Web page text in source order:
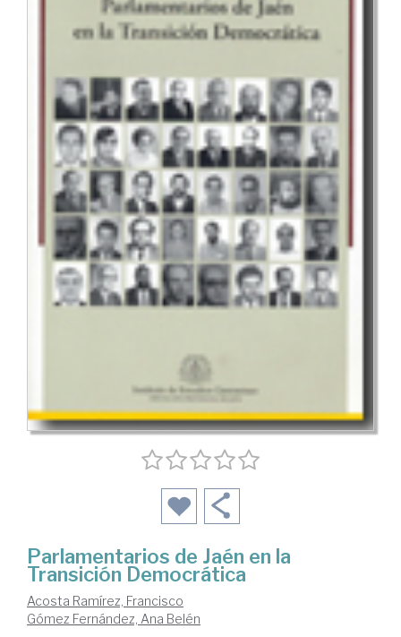
Parlamentarios de Jaén en la
Transición Democrática
Acosta Ramírez, Francisco
Gómez Fernández, Ana Belén